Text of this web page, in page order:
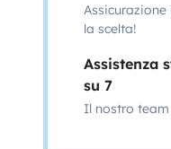
la scelta!
Assistenza
su 7
Il nostro